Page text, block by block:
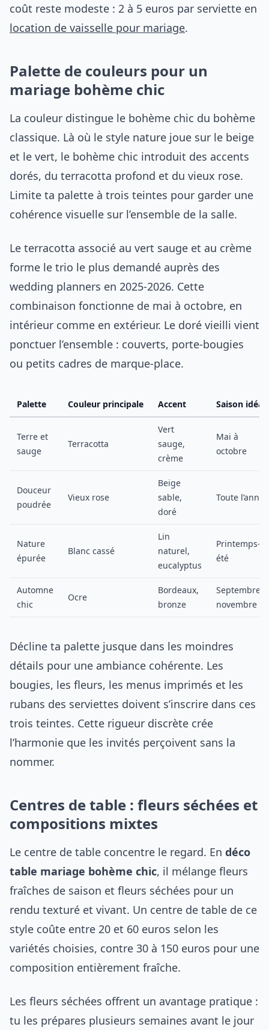
coût reste modeste : 2 à 5 euros par serviette en
location de vaisselle pour mariage.
Palette de couleurs pour un
mariage bohème chic
La couleur distingue le bohème chic du bohème
classique. Là où le style nature joue sur le beige
et le vert, le bohème chic introduit des accents
dorés, du terracotta profond et du vieux rose.
Limite ta palette à trois teintes pour garder une
cohérence visuelle sur l’ensemble de la salle.
Le terracotta associé au vert sauge et au crème
forme le trio le plus demandé auprès des
wedding planners en 2025-2026. Cette
combinaison fonctionne de mai à octobre, en
intérieur comme en extérieur. Le doré vieilli vient
ponctuer l’ensemble : couverts, porte-bougies
ou petits cadres de marque-place.
Palette Couleur principale Accent Saison
Terre et
sauge
Terracotta
Vert
sauge,
crème
Mai à
octobre
Douceur
poudrée
Vieux rose
Beige
sable,
doré
Toute l’année
Nature
épurée
Blanc cassé
Lin
naturel,
eucalyptus
Printemps-
été
Automne
chic
Ocre
Bordeaux,
bronze
Septembre à
novembre
Décline ta palette jusque dans les moindres
détails pour une ambiance cohérente. Les
bougies, les fleurs, les menus imprimés et les
rubans des serviettes doivent s’inscrire dans ces
trois teintes. Cette rigueur discrète crée
l’harmonie que les invités perçoivent sans la
nommer.
Centres de table : fleurs séchées et
compositions mixtes
Le centre de table concentre le regard. En déco
table mariage bohème chic, il mélange fleurs
fraîches de saison et fleurs séchées pour un
rendu texturé et vivant. Un centre de table de ce
style coûte entre 20 et 60 euros selon les
variétés choisies, contre 30 à 150 euros pour une
composition entièrement fraîche.
Les fleurs séchées offrent un avantage pratique :
tu les prépares plusieurs semaines avant le jour